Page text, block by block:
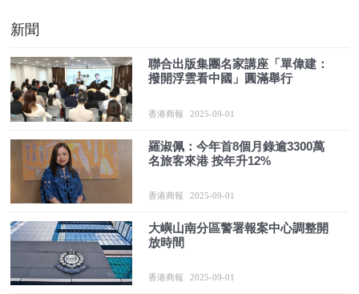
新聞
聯合出版集團名家講座「單偉建：
撥開浮雲看中國」圓滿舉行
香港商報 2025-09-01
羅淑佩：今年首8個月錄逾3300萬
名旅客來港 按年升12%
香港商報 2025-09-01
大嶼山南分區警署報案中心調整開
放時間
香港商報 2025-09-01